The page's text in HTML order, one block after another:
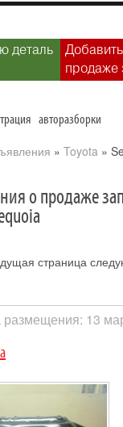
деталь
продаже
авторазборки
» Toyota »
о продаже
страница
размещения: 13